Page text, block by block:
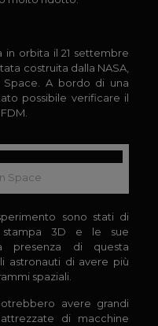
in orbita il 21 settembre
costruita dalla NASA,
A bordo di una
possibile verificare il
Space
sono stati di
3D e le sue
presenza di questa
astronauti di avere più
spaziali.
avere grandi
di macchine